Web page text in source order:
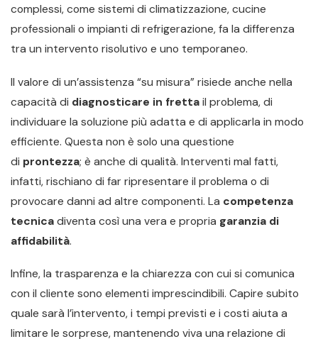
complessi, come sistemi di climatizzazione, cucine
professionali o impianti di refrigerazione, fa la differenza
tra un intervento risolutivo e uno temporaneo.
Il valore di un’assistenza “su misura” risiede anche nella
capacità di diagnosticare in frettail problema, di
individuare la soluzione più adatta e di applicarla in modo
efficiente. Questa non è solo una questione
di prontezza; è anche di qualità. Interventi mal fatti,
infatti, rischiano di far ripresentare il problema o di
provocare danni ad altre componenti. La competenza
tecnicadiventa così una vera e propria garanzia di
affidabilità.
Infine, la trasparenza e la chiarezza con cui si comunica
con il cliente sono elementi imprescindibili. Capire subito
quale sarà l’intervento, i tempi previsti e i costi aiuta a
limitare le sorprese, mantenendo viva una relazione di